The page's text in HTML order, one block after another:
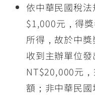
依中華民國稅
$1,000元，得
所得，故於中
收到主辦單位
NT$20,000元
額；非中華民